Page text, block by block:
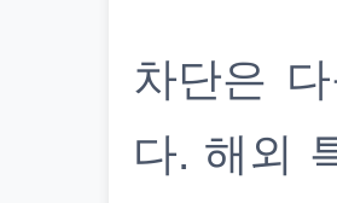
차단은
다. 해외